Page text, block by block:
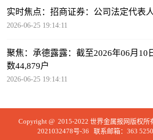
实时焦点：招商证券：公司法定代表
2026-06-25 19:14:11
聚焦：承德露露：截至2026年06月10
数44,879户
2026-06-25 19:14:11
Copyright @ 2015-2022 世界金属报网版权所
2021032478号-36 联系邮箱：363